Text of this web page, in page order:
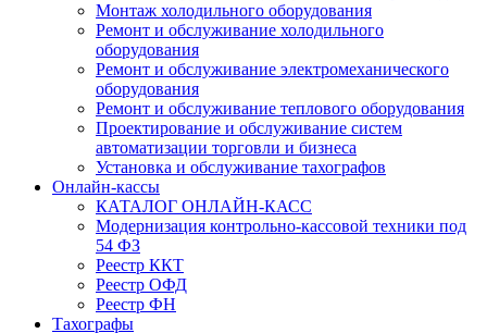
Монтаж холодильного оборудования
Ремонт и обслуживание холодильного
оборудования
Ремонт и обслуживание электромеханического
оборудования
Ремонт и обслуживание теплового оборудования
Проектирование и обслуживание систем
автоматизации торговли и бизнеса
Установка и обслуживание тахографов
Онлайн-кассы
КАТАЛОГ ОНЛАЙН-КАСС
Модернизация контрольно-кассовой техники под
54 ФЗ
Реестр ККТ
Реестр ОФД
Реестр ФН
Тахографы